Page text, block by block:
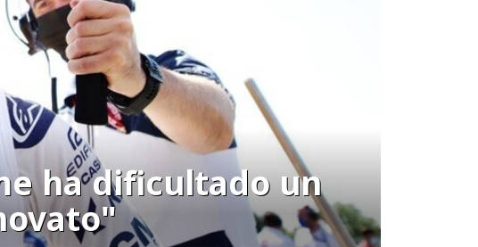
ha dificultado un